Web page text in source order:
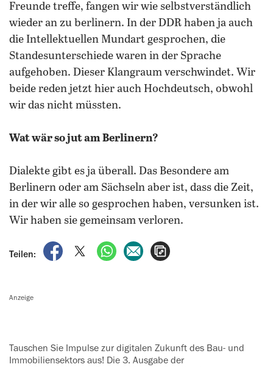
Freunde treffe, fangen wir wie selbstverständlich
wieder an zu berlinern. In der DDR haben ja auch
die Intellektuellen Mundart gesprochen, die
Standesunterschiede waren in der Sprache
aufgehoben. Dieser Klangraum verschwindet. Wir
beide reden jetzt hier auch Hochdeutsch, obwohl
wir das nicht müssten.
Wat wär so jut am Berlinern?
Dialekte gibt es ja überall. Das Besondere am
Berlinern oder am Sächseln aber ist, dass die Zeit,
in der wir alle so gesprochen haben, versunken ist.
Wir haben sie gemeinsam verloren.
Teilen:
auf Facebook teilen
auf X teilenper WhatsApp teilen
per E-Mail teilen
Anzeige
Tauschen Sie Impulse zur digitalen Zu‍kunft des Bau- und
Immobiliensektors aus! Die 3. Ausgabe der